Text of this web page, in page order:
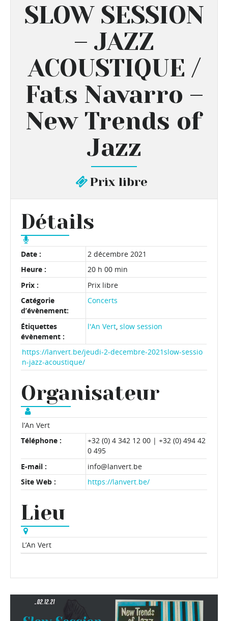
SLOW SESSION
– JAZZ
ACOUSTIQUE /
Fats Navarro –
New Trends of
Jazz
Prix libre
Détails
Date :
2 décembre 2021
Heure :
20 h 00 min
Prix :
Prix libre
Catégorie
d’évènement:
Concerts
Étiquettes
évènement :
l'An Vert ,slow session
https://lanvert.be/jeudi-2-decembre-2021slow-sessio
n-jazz-acoustique/
Organisateur
l’An Vert
Téléphone :
+32 (0) 4 342 12 00 | +32 (0) 494 42
0 495
E-mail :
info@lanvert.be
Site Web :
https://lanvert.be/
Lieu
L’An Vert